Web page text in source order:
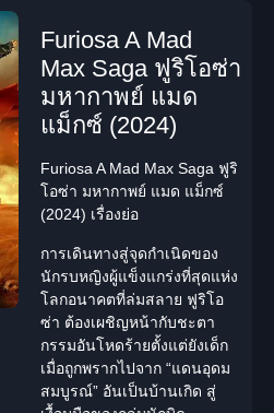
Furiosa A Mad
Max Saga ฟูริโอซ่า
มหากาพย์ แมด
แม็กซ์ (2024)
Furiosa A Mad Max Saga ฟูริ
โอซ่า มหากาพย์ แมด แม็กซ์
(2024) เรื่องย่อ
การเดินทางสู่จุดกำเนิดของ
นักรบหญิงผู้แข็งแกร่งที่สุดแห่ง
โลกอนาคตที่ล่มสลาย ฟูริโอ
ซ่า ต้องเผชิญหน้ากับชะตา
กรรมอันโหดร้ายตั้งแต่ยังเด็ก
เมื่อถูกพรากไปจาก “แดนอุดม
สมบูรณ์” อันเป็นบ้านเกิด สู่